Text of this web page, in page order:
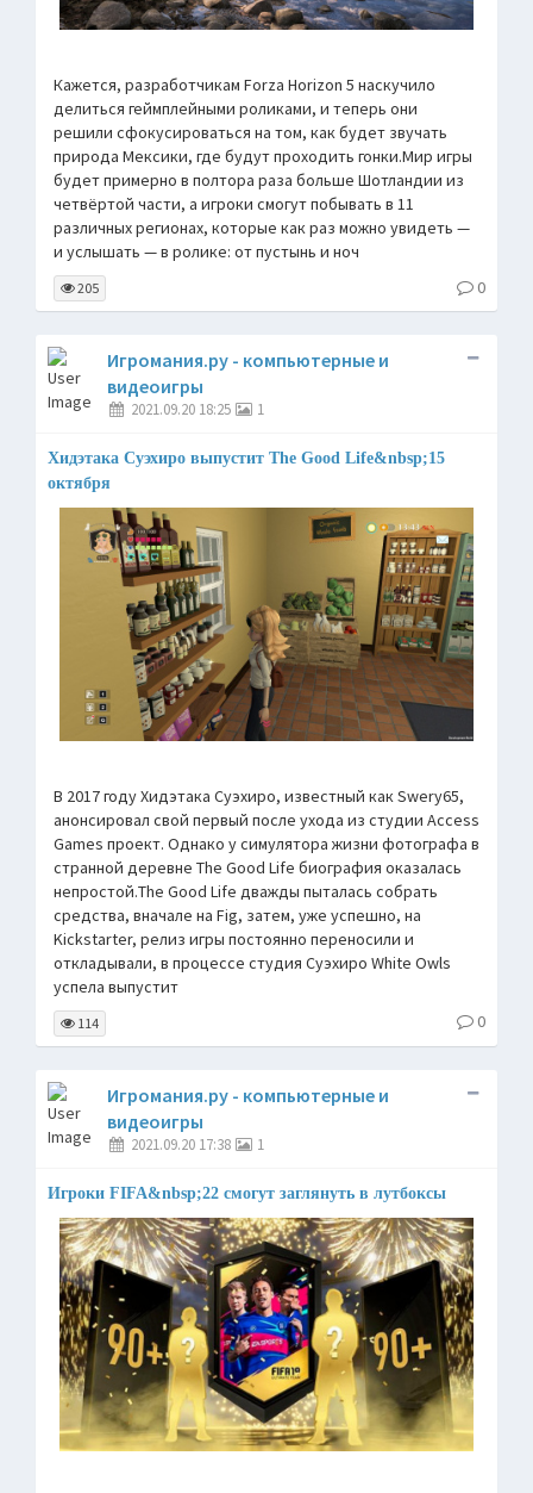
Кажется, разработчикам Forza Horizon 5 наскучило
делиться геймплейными роликами, и теперь они
решили сфокусироваться на том, как будет звучать
природа Мексики, где будут проходить гонки.Мир игры
будет примерно в полтора раза больше Шотландии из
четвёртой части, а игроки смогут побывать в 11
различных регионах, которые как раз можно увидеть —
и услышать — в ролике: от пустынь и ноч
205 0
Игромания.ру - компьютерные и
видеоигры
2021.09.20 18:25 1
Хидэтака Суэхиро выпустит The Good Life&nbsp;15
октября
В 2017 году Хидэтака Суэхиро, известный как Swery65,
анонсировал свой первый после ухода из студии Access
Games проект. Однако у симулятора жизни фотографа в
странной деревне The Good Life биография оказалась
непростой.The Good Life дважды пыталась собрать
средства, вначале на Fig, затем, уже успешно, на
Kickstarter, релиз игры постоянно переносили и
откладывали, в процессе студия Суэхиро White Owls
успела выпустит
114 0
Игромания.ру - компьютерные и
видеоигры
2021.09.20 17:38 1
Игроки FIFA&nbsp;22 смогут заглянуть в лутбоксы